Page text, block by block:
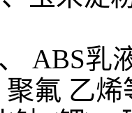
ABS乳
氟 乙烯